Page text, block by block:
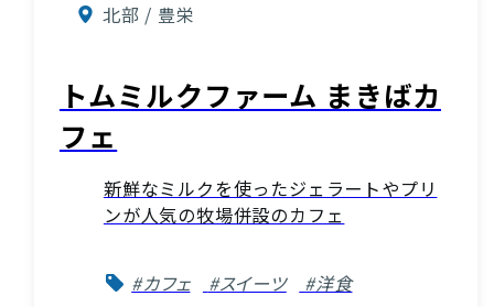
北部 / 豊栄
トムミルクファーム まきばカ
フェ
新鮮なミルクを使ったジェラートやプリ
ンが人気の牧場併設のカフェ
#カフェ #スイーツ #洋食